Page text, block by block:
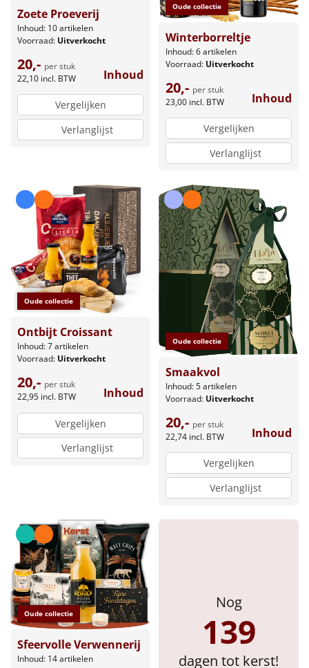
Zoete Proeverij
Inhoud: 10 artikelen
Voorraad: Uitverkocht
20,- per stuk
22,10 incl. BTW Inhoud
Vergelijken
Verlanglijst
Oude collectie
Winterborreltje
Inhoud: 6 artikelen
Voorraad: Uitverkocht
20,- per stuk
23,00 incl. BTW Inhoud
Vergelijken
Verlanglijst
Oude collectie
Ontbijt Croissant
Inhoud: 7 artikelen
Voorraad: Uitverkocht
20,- per stuk
22,95 incl. BTW Inhoud
Vergelijken
Verlanglijst
Oude collectie
Smaakvol
Inhoud: 5 artikelen
Voorraad: Uitverkocht
20,- per stuk
22,74 incl. BTW Inhoud
Vergelijken
Verlanglijst
Oude collectie
Sfeervolle Verwennerij
Inhoud: 14 artikelen
Nog
139
dagen tot kerst!